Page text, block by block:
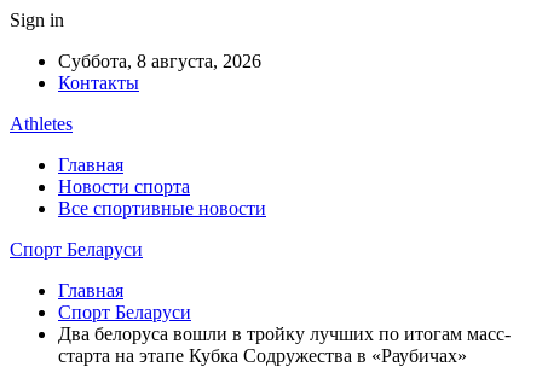
Sign in
Суббота, 8 августа, 2026
Контакты
Athletes
Главная
Новости спорта
Все спортивные новости
Спорт Беларуси
Главная
Спорт Беларуси
Два белоруса вошли в тройку лучших по итогам масс-
старта на этапе Кубка Содружества в «Раубичах»